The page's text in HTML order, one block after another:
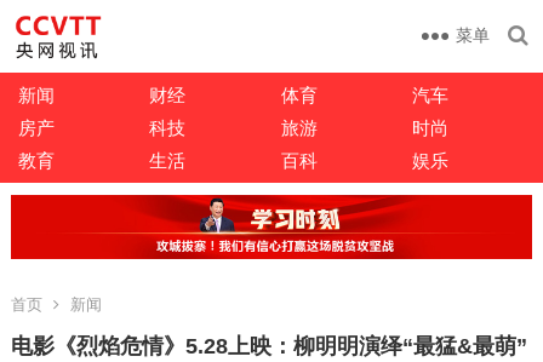
菜单
新闻 财经 体育
汽车
房产
科技 旅游
时尚
教育
生活 百科 娱乐
首页 新闻
电影《烈焰危情》5.28上映：柳明明演绎“最猛&最萌”